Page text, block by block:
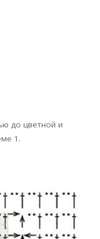
до цветной и
1.